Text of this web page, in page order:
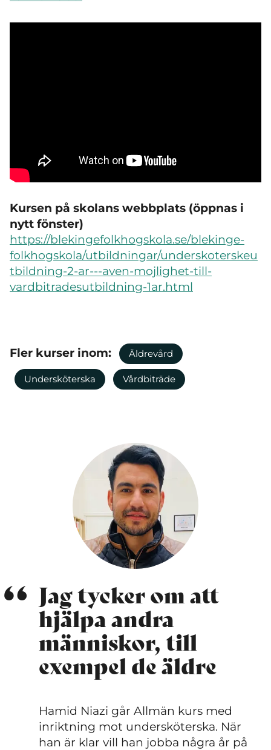
Kursen på skolans webbplats (öppnas i
nytt fönster)
https://blekingefolkhogskola.se/blekinge-
folkhogskola/utbildningar/underskoterskeu
tbildning-2-ar---aven-mojlighet-till-
vardbitradesutbildning-1ar.html
Fler kurser inom: Äldrevård
Undersköterska Vårdbiträde
Jag tycker om att
hjälpa andra
människor, till
exempel de äldre
Hamid Niazi går Allmän kurs med
inriktning mot undersköterska. När
han är klar vill han jobba några år på